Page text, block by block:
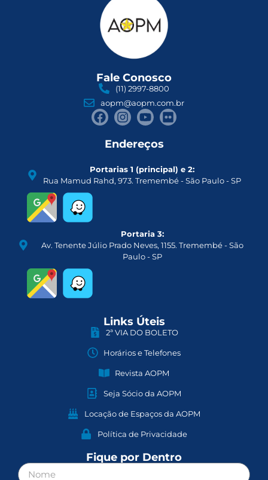
Fale Conosco
(11) 2997-8800
aopm@aopm.com.br
Endereços
Portarias 1 (principal) e 2:
Rua Mamud Rahd, 973. Tremembé - São Paulo - SP
Portaria 3:
Av. Tenente Júlio Prado Neves, 1155. Tremembé - São
Paulo - SP
Links Úteis
2ª VIA DO BOLETO
Horários e Telefones
Revista AOPM
Seja Sócio da AOPM
Locação de Espaços da AOPM
Política de Privacidade
Fique por Dentro